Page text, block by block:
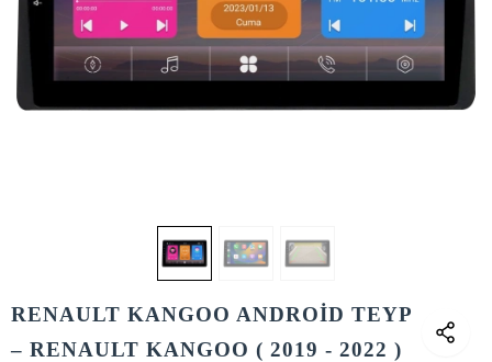
RENAULT KANGOO ANDROİD TEYP
– RENAULT KANGOO ( 2019 - 2022 )